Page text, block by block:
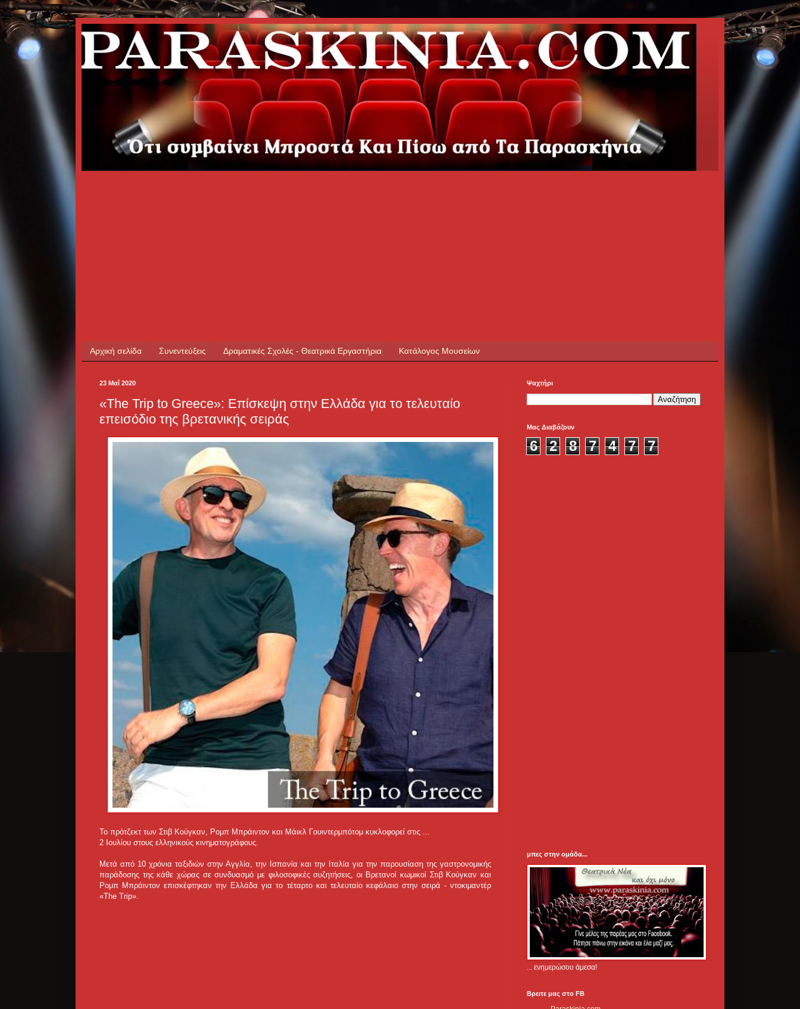
Αρχική σελίδα Συνεντεύξεις Δραματικές Σχολές - Θεατρικά Εργαστήρια Κατάλογος Μουσείων
23 Μαΐ 2020
«The Trip to Greece»: Επίσκεψη στην Ελλάδα για το τελευταίο
επεισόδιο της βρετανικής σειράς
Το πρότζεκτ των Στιβ Κούγκαν, Ρομπ Μπράιντον και Μάικλ Γουιντερμπότομ κυκλοφορεί στις ...
2 Ιουλίου στους ελληνικούς κινηματογράφους.
Μετά από 10 χρόνια ταξιδιών στην Αγγλία, την Ισπανία και την Ιταλία για την παρουσίαση της γαστρονομικής
παράδοσης της κάθε χώρας σε συνδυασμό με φιλοσοφικές συζητήσεις, οι Βρετανοί κωμικοί Στιβ Κούγκαν και
Ρομπ Μπράιντον επισκέφτηκαν την Ελλάδα για το τέταρτο και τελευταίο κεφάλαιο στην σειρά - ντοκιμαντέρ
«The Trip».
Ψαχτήρι
Μας Διαβάζουν
6 2 8 7 4 7 7
μπες στην ομάδα...
... ενημερώσου άμεσα!
Βρειτε μας στο FB